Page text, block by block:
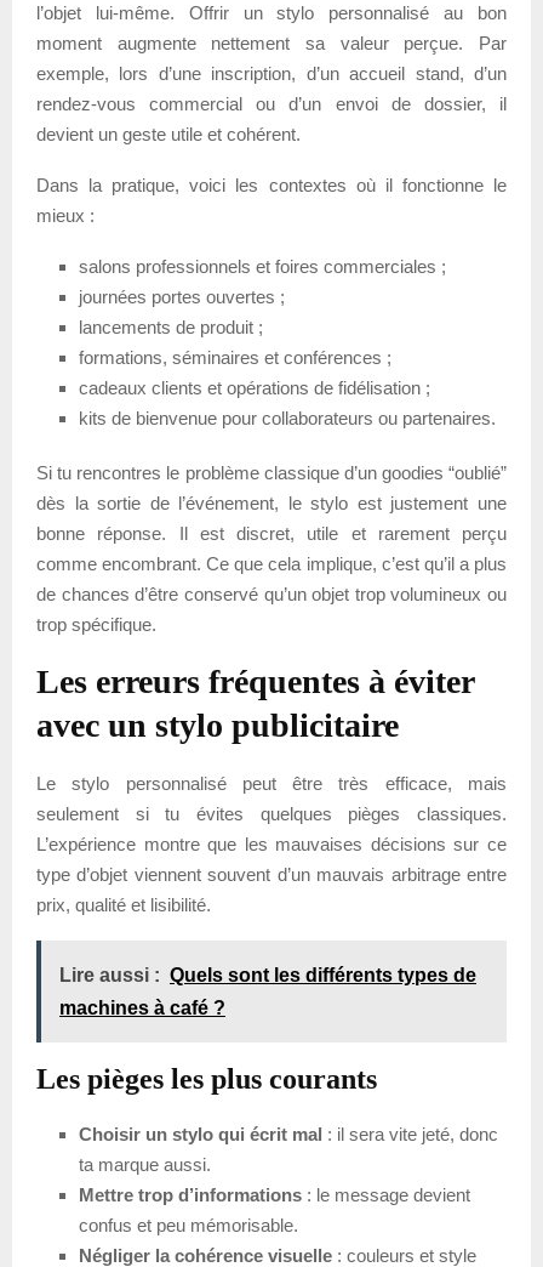
l’objet lui-même. Offrir un stylo personnalisé au bon
moment augmente nettement sa valeur perçue. Par
exemple, lors d’une inscription, d’un accueil stand, d’un
rendez-vous commercial ou d’un envoi de dossier, il
devient un geste utile et cohérent.
Dans la pratique, voici les contextes où il fonctionne le
mieux :
salons professionnels et foires commerciales ;
journées portes ouvertes ;
lancements de produit ;
formations, séminaires et conférences ;
cadeaux clients et opérations de fidélisation ;
kits de bienvenue pour collaborateurs ou partenaires.
Si tu rencontres le problème classique d’un goodies “oublié”
dès la sortie de l’événement, le stylo est justement une
bonne réponse. Il est discret, utile et rarement perçu
comme encombrant. Ce que cela implique, c’est qu’il a plus
de chances d’être conservé qu’un objet trop volumineux ou
trop spécifique.
Les erreurs fréquentes à éviter
avec un stylo publicitaire
Le stylo personnalisé peut être très efficace, mais
seulement si tu évites quelques pièges classiques.
L’expérience montre que les mauvaises décisions sur ce
type d’objet viennent souvent d’un mauvais arbitrage entre
prix, qualité et lisibilité.
Lire aussi : Quels sont les différents types de
machines à café ?
Les pièges les plus courants
Choisir un stylo qui écrit mal : il sera vite jeté, donc
ta marque aussi.
Mettre trop d’informations : le message devient
confus et peu mémorisable.
Négliger la cohérence visuelle : couleurs et style